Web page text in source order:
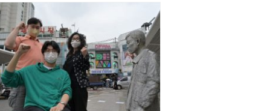
이 되자면, 당원들의 많은 관심과 참여가 필
요합니다. 같은 날, 전국위원회는 22년 대선
과 지선에 대한 노동당의 기본방침도 채택했
습니다. 중장기적 정세와 함께 당의 성장을
고려하면서, 사회주의 정치운동을 전국적으
로 확장, 지역조직을 재건하고 지역정치를 강
화한다는 목표 아래 4대 기본방침을 채택했
습니다. 첫째, 2024년 총선까지 고려하여
2022년 대선과 지선을 전략적으로 배치, 공
약과 후보를 준비한다. 둘째, 사회주의 좌파
공동대응을 추진하며, 대선의 경우 원탁회의
이도록 만들기도 했다. 또한, 리오데자네이로
에서의 나비의 날갯짓이 만든 미국의 허리케
인과도 같은 의외의 변화를 일으키기도 했다.
아직도 미래에 대한 불확실성이 사라졌다고
할 수는 없지만, 분명 지난 일년 반 정도의 시
간 동안 바이러스 자체에 대한 지식은 늘어났
으며, 완전하다고 할 수는 없지만 예방백신과
치료제들이 만들어졌다. 또한, 어떤 방역체계
가 잘 작동하는지 아닌 지를 판별할 수 있는
경험들도 쌓이기 시작했다. 그와 함께, 이 바
이러스의 창궐이 우리의 삶에 어떤 변화를 가